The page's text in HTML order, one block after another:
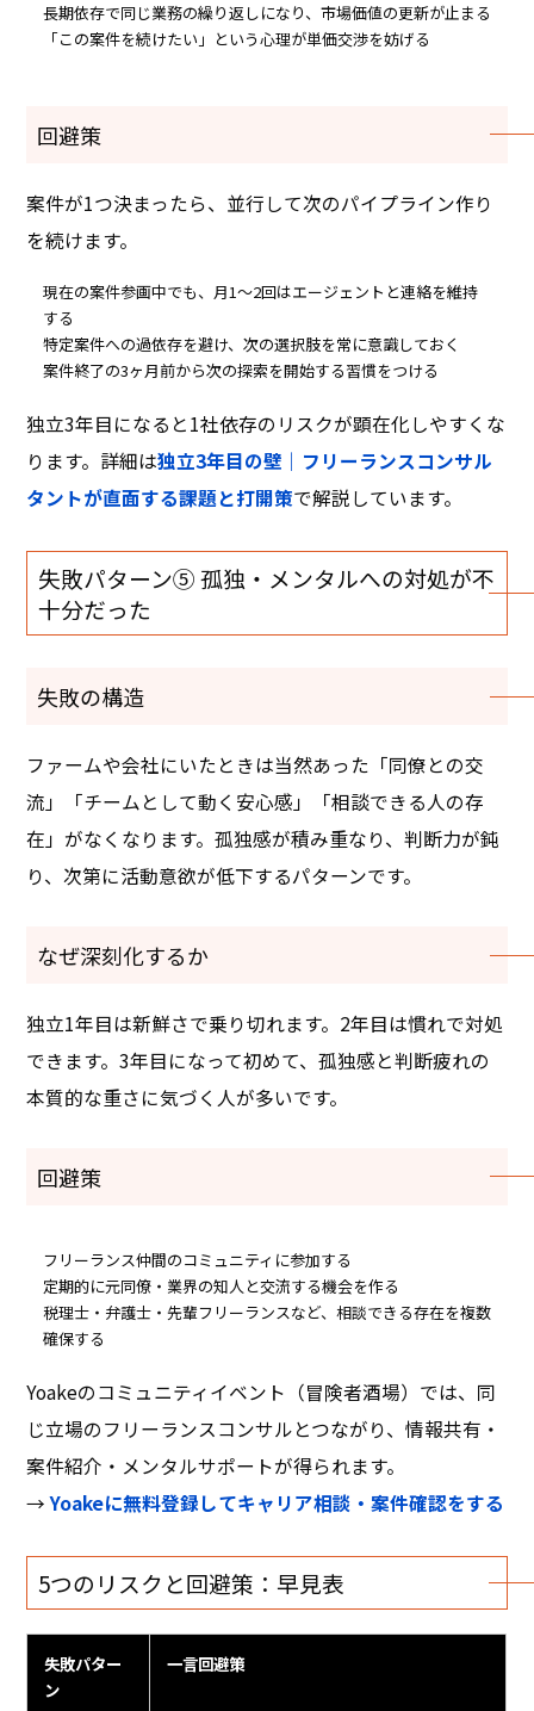
長期依存で同じ業務の繰り返しになり、市場価値の更新が止まる
「この案件を続けたい」という心理が単価交渉を妨げる
回避策
案件が1つ決まったら、並行して次のパイプライン作り
を続けます。
現在の案件参画中でも、月1〜2回はエージェントと連絡を維持
する
特定案件への過依存を避け、次の選択肢を常に意識しておく
案件終了の3ヶ月前から次の探索を開始する習慣をつける
独立3年目になると1社依存のリスクが顕在化しやすくな
ります。詳細は独立3年目の壁｜フリーランスコンサル
タントが直面する課題と打開策で解説しています。
失敗パターン⑤ 孤独・メンタルへの対処が不
十分だった
失敗の構造
ファームや会社にいたときは当然あった「同僚との交
流」「チームとして動く安心感」「相談できる人の存
在」がなくなります。孤独感が積み重なり、判断力が鈍
り、次第に活動意欲が低下するパターンです。
なぜ深刻化するか
独立1年目は新鮮さで乗り切れます。2年目は慣れで対処
できます。3年目になって初めて、孤独感と判断疲れの
本質的な重さに気づく人が多いです。
回避策
フリーランス仲間のコミュニティに参加する
定期的に元同僚・業界の知人と交流する機会を作る
税理士・弁護士・先輩フリーランスなど、相談できる存在を複数
確保する
Yoakeのコミュニティイベント（冒険者酒場）では、同
じ立場のフリーランスコンサルとつながり、情報共有・
案件紹介・メンタルサポートが得られます。
→Yoakeに無料登録してキャリア相談・案件確認をする
5つのリスクと回避策：早見表
失敗パター
ン
一言回避策